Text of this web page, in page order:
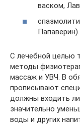
васком,
Папаверин).
С лечебной целью
методы
массаж и УВЧ. В
прописывают
должны входить
значительно
воды и других